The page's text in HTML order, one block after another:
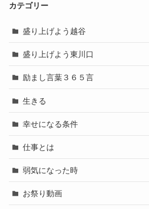
カテゴリー
盛り上げよう越谷
盛り上げよう東川口
励まし言葉３６５言
生きる
幸せになる条件
仕事とは
弱気になった時
お祭り動画